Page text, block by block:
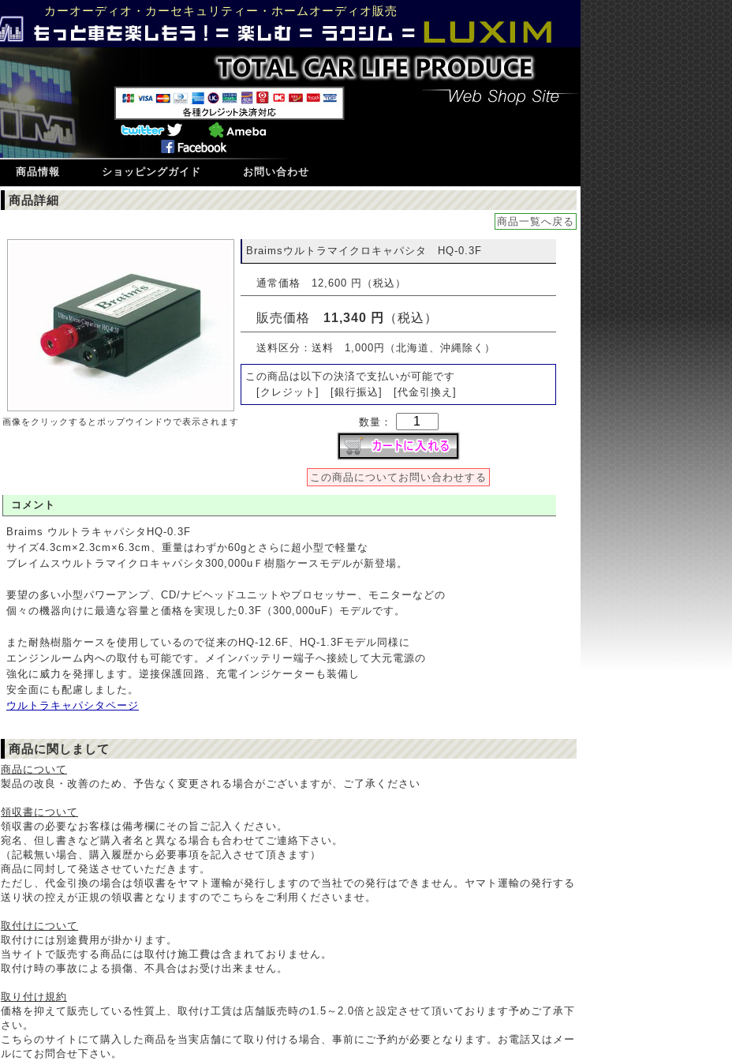
カーオーディオ・カーセキュリティー・ホームオーディオ販売
商品情報 ショッピングガイド お問い合わせ
商品詳細
商品一覧へ戻る
画像をクリックするとポップウインドウで表示されます
Braimsウルトラマイクロキャパシタ HQ-0.3F
通常価格 12,600 円（税込）
販売価格 11,340 円 （税込）
送料区分：送料 1,000円（北海道、沖縄除く）
この商品は以下の決済で支払いが可能です
[クレジット] [銀行振込] [代金引換え]
数量：
この商品についてお問い合わせする
コメント
Braims ウルトラキャパシタHQ-0.3F
サイズ4.3cm×2.3cm×6.3cm、重量はわずか60gとさらに超小型で軽量な
ブレイムスウルトラマイクロキャパシタ300,000uＦ樹脂ケースモデルが新登場。
要望の多い小型パワーアンプ、CD/ナビヘッドユニットやプロセッサー、モニターなどの
個々の機器向けに最適な容量と価格を実現した0.3F（300,000uF）モデルです。
また耐熱樹脂ケースを使用しているので従来のHQ-12.6F、HQ-1.3Fモデル同様に
エンジンルーム内への取付も可能です。メインバッテリー端子へ接続して大元電源の
強化に威力を発揮します。逆接保護回路、充電インジケーターも装備し
安全面にも配慮しました。
ウルトラキャパシタページ
商品に関しまして
商品について
製品の改良・改善のため、予告なく変更される場合がございますが、ご了承ください
領収書について
領収書の必要なお客様は備考欄にその旨ご記入ください。
宛名、但し書きなど購入者名と異なる場合も合わせてご連絡下さい。
（記載無い場合、購入履歴から必要事項を記入させて頂きます）
商品に同封して発送させていただきます。
ただし、代金引換の場合は領収書をヤマト運輸が発行しますので当社での発行はできません。ヤマト運輸の発行する
送り状の控えが正規の領収書となりますのでこちらをご利用くださいませ。
取付けについて
取付けには別途費用が掛かります。
当サイトで販売する商品には取付け施工費は含まれておりません。
取付け時の事故による損傷、不具合はお受け出来ません。
取り付け規約
価格を抑えて販売している性質上、取付け工賃は店舗販売時の1.5～2.0倍と設定させて頂いております予めご了承下
さい。
こちらのサイトにて購入した商品を当実店舗にて取り付ける場合、事前にご予約が必要となります。お電話又はメー
ルにてお問合せ下さい。